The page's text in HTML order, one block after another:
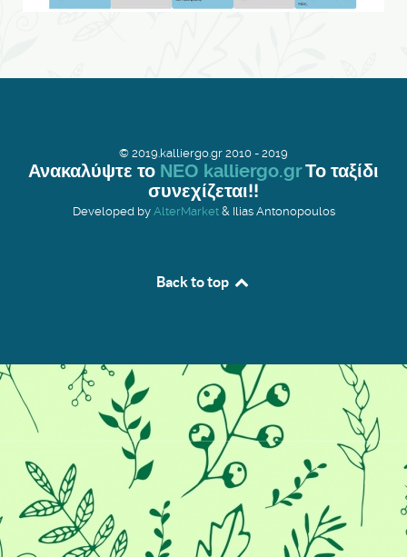
© 2019.kalliergo.gr 2010 - 2019
Ανακαλύψτε το ΝΕΟ kalliergo.grΤο ταξίδι
συνεχίζεται!!
Developed by AlterMarket& Ilias Antonopoulos
Back to top